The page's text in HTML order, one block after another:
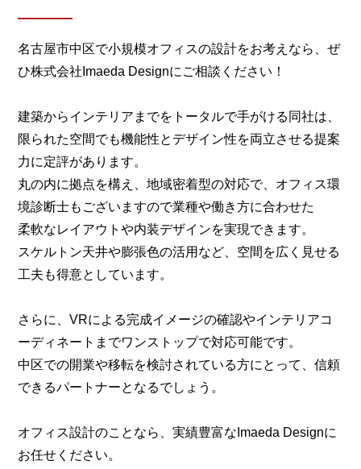
名古屋市中区で小規模オフィスの設計をお考えなら、ぜ
ひ株式会社Imaeda Designにご相談ください！
建築からインテリアまでをトータルで手がける同社は、
限られた空間でも機能性とデザイン性を両立させる提案
力に定評があります。
丸の内に拠点を構え、地域密着型の対応で、オフィス環
境診断士もございますので業種や働き方に合わせた
柔軟なレイアウトや内装デザインを実現できます。
スケルトン天井や膨張色の活用など、空間を広く見せる
工夫も得意としています。
さらに、VRによる完成イメージの確認やインテリアコ
ーディネートまでワンストップで対応可能です。
中区での開業や移転を検討されている方にとって、信頼
できるパートナーとなるでしょう。
オフィス設計のことなら、実績豊富なImaeda Designに
お任せください。